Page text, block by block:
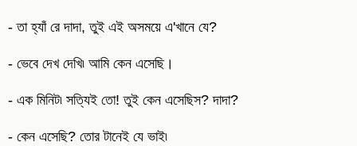
- তা হ্যাঁ রে দাদা, তুই এই অসময়ে এ'খানে যে?
- ভেবে দেখ দেখি৷ আমি কেন এসেছি।
- এক মিনিট৷ সত্যিই তো! তুই কেন এসেছিস? দাদা?
- কেন এসেছি? তোর টানেই যে ভাই৷